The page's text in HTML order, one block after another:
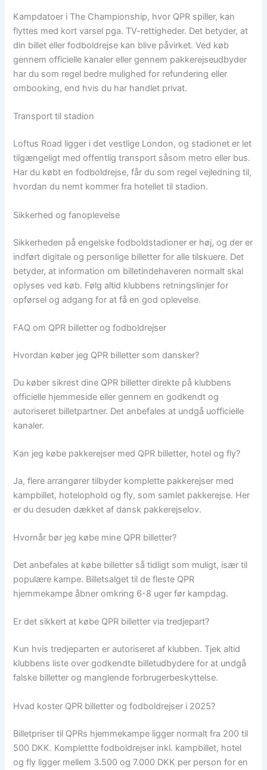
Kampdatoer i The Championship, hvor QPR spiller, kan
flyttes med kort varsel pga. TV-rettigheder. Det betyder, at
din billet eller fodboldrejse kan blive påvirket. Ved køb
gennem officielle kanaler eller gennem pakkerejseudbyder
har du som regel bedre mulighed for refundering eller
ombooking, end hvis du har handlet privat.
Transport til stadion
Loftus Road ligger i det vestlige London, og stadionet er let
tilgængeligt med offentlig transport såsom metro eller bus.
Har du købt en fodboldrejse, får du som regel vejledning til,
hvordan du nemt kommer fra hotellet til stadion.
Sikkerhed og fanoplevelse
Sikkerheden på engelske fodboldstadioner er høj, og der er
indført digitale og personlige billetter for alle tilskuere. Det
betyder, at information om billetindehaveren normalt skal
oplyses ved køb. Følg altid klubbens retningslinjer for
opførsel og adgang for at få en god oplevelse.
FAQ om QPR billetter og fodboldrejser
Hvordan køber jeg QPR billetter som dansker?
Du køber sikrest dine QPR billetter direkte på klubbens
officielle hjemmeside eller gennem en godkendt og
autoriseret billetpartner. Det anbefales at undgå uofficielle
kanaler.
Kan jeg købe pakkerejser med QPR billetter, hotel og fly?
Ja, flere arrangører tilbyder komplette pakkerejser med
kampbillet, hotelophold og fly, som samlet pakkerejse. Her
er du desuden dækket af dansk pakkerejselov.
Hvornår bør jeg købe mine QPR billetter?
Det anbefales at købe billetter så tidligt som muligt, især til
populære kampe. Billetsalget til de fleste QPR
hjemmekampe åbner omkring 6-8 uger før kampdag.
Er det sikkert at købe QPR billetter via tredjepart?
Kun hvis tredjeparten er autoriseret af klubben. Tjek altid
klubbens liste over godkendte billetudbydere for at undgå
falske billetter og manglende forbrugerbeskyttelse.
Hvad koster QPR billetter og fodboldrejser i 2025?
Billetpriser til QPRs hjemmekampe ligger normalt fra 200 til
500 DKK. Komplettte fodboldrejser inkl. kampbillet, hotel
og fly ligger mellem 3.500 og 7.000 DKK per person for en